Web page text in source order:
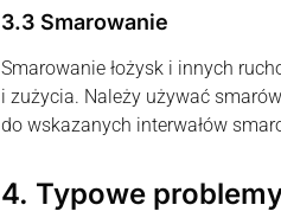
3.3 Smarowanie
Smarowanie łożysk i innych
i zużycia. Należy używać
do wskazanych interwałów
4. Typowe